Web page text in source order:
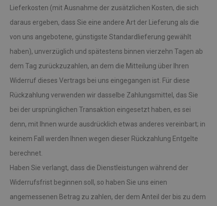
Lieferkosten (mit Ausnahme der zusätzlichen Kosten, die sich
daraus ergeben, dass Sie eine andere Art der Lieferung als die
von uns angebotene, günstigste Standardlieferung gewählt
haben), unverzüglich und spätestens binnen vierzehn Tagen ab
dem Tag zurückzuzahlen, an dem die Mitteilung über Ihren
Widerruf dieses Vertrags bei uns eingegangen ist. Für diese
Rückzahlung verwenden wir dasselbe Zahlungsmittel, das Sie
bei der ursprünglichen Transaktion eingesetzt haben, es sei
denn, mit Ihnen wurde ausdrücklich etwas anderes vereinbart; in
keinem Fall werden Ihnen wegen dieser Rückzahlung Entgelte
berechnet.
Haben Sie verlangt, dass die Dienstleistungen während der
Widerrufsfrist beginnen soll, so haben Sie uns einen
angemessenen Betrag zu zahlen, der dem Anteil der bis zu dem